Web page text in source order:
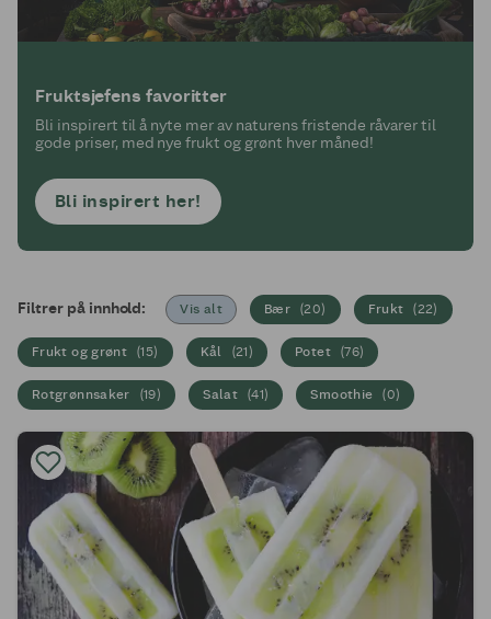
Fruktsjefens favoritter
Bli inspirert til å nyte mer av naturens fristende råvarer til
gode priser, med nye frukt og grønt hver måned!
Bli inspirert her!
Filtrer på innhold: Vis alt Bær (20) Frukt (22)
Frukt og grønt (15) Kål (21 ) Potet (76)
Rotgrønnsaker (19) Salat (41) Smoothie (0)